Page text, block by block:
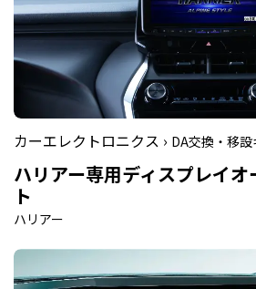
カーエレクトロニクス › DA交換・移設
ハリアー専用ディスプレイ
ト
ハリアー